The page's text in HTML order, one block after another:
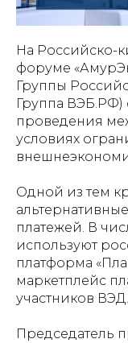
На Российско-
форуме
Группы
Группа ВЭБ.РФ)
проведения
условиях
Одной из тем
платежей. В
используют
платформа
маркетплейс
участников ВЭД.
Председатель